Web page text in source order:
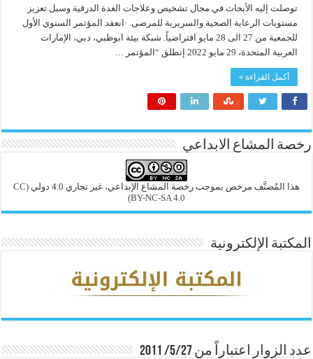
توصلت إليه الأبحاث في مجال تشخيص وعلاجات الغدة الدرقية وسبل تعزيز
مستويات الرعاية الصحية والسريرية للمرضى. ·انعقد المؤتمر السنوي الأول
للجمعية من 27 الى 28 مايو افتراضياً. شبكة بيئة ابوظبي، دبي، الإمارات
العربية المتحدة، 29 مايو 2022 إنطلق “المؤتمر …
أكمل القراءة »
رخصة المشاع الابداعي
هذا المُصنَّف مرخص بموجب رخصة المشاع الإبداعي، غير تجاري 4.0 دولي
(CC
BY-NC-SA 4.0)
المكتبة الإلكترونية
عدد الزوار اعتباراً من 5/27/ 2011